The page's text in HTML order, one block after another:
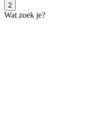
2
Wat zoek je?